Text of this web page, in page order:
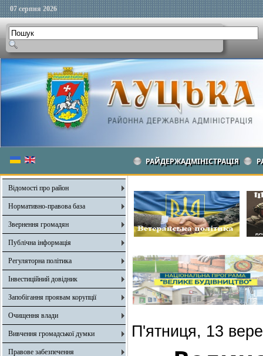
07 серпня 2026
РАЙДЕРЖАДМІНІСТРАЦІЯ
Відомості про район
Нормативно-правова база
Звернення громадян
Публічна інформація
Регуляторна політика
Інвестиційний довідник
Запобігання проявам корупції
Очищення влади
Вивчення громадської думки
Правове забезпечення
П'ятниця, 13